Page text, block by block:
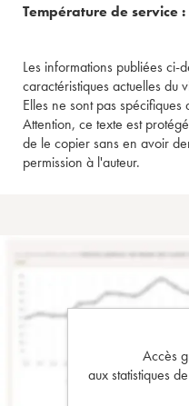
Température de service :
Les informations publiées ci-
caractéristiques actuelles du
Elles ne sont pas spécifiques
Attention, ce texte est
de le copier sans en avoir
permission à l'auteur.
Accès
aux statistiques